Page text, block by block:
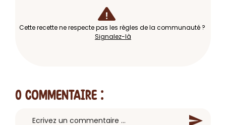
Cette recette ne respecte pas les règles de la communauté ?
Signalez-là
0 Commentaire :